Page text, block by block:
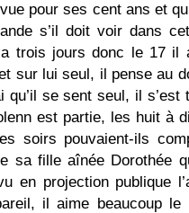
pour ses cent ans et
s’il doit voir dans
trois jours donc le 17 il
sur lui seul, il pense au
qu’il se sent seul, il
est partie, les huit à
soirs pouvaient-ils
sa fille aînée Dorothée
en projection publique
il aime beaucoup